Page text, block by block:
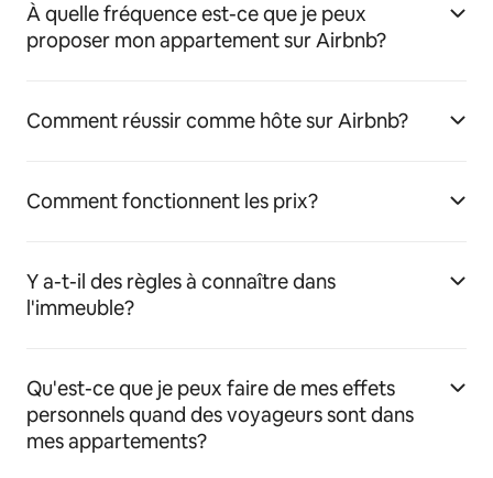
À quelle fréquence est-ce que je peux
proposer mon appartement sur Airbnb?
Comment réussir comme hôte sur Airbnb?
Comment fonctionnent les prix?
Y a-t-il des règles à connaître dans
l'immeuble?
Qu'est-ce que je peux faire de mes effets
personnels quand des voyageurs sont dans
mes appartements?